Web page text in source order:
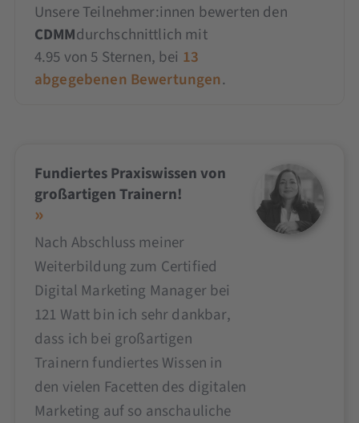
Unsere Teilnehmer:innen bewerten den
CDMMdurchschnittlich mit
4.95von 5 Sternen, bei 13
abgegebenen Bewertungen.
Fundiertes Praxiswissen von
großartigen Trainern!
Nach Abschluss meiner
Weiterbildung zum Certified
Digital Marketing Manager bei
121 Watt bin ich sehr dankbar,
dass ich bei großartigen
Trainern fundiertes Wissen in
den vielen Facetten des digitalen
Marketing auf so anschauliche